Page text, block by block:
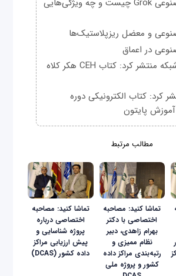
هوش مصنوعی Grok چیست و چه ویژگی‌هایی
و معضل ریزپلاستیک‌ها
در اعماق
ماهنامه شبکه منتشر کرد: کتاب CEH هکر کلاه
کرد: کتاب الکترونیکی دوره
پایتون
مطالب مرتبط
تماشا کنید: مصاحبه
اختصاصی با دکتر
بهرام زاهدی، دبیر
نظام ممیزی و
رتبه‌بندی مراکز داده
کشور و پروژه ملی
تماشا کنید: مصاحبه
اختصاصی درباره
پروژه شناسایی و
پیش ارزیابی مراکز
داده کشور (DCAS)